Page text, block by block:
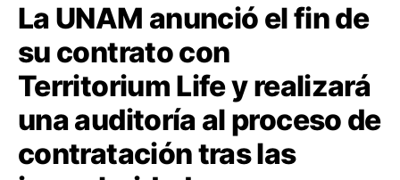
La UNAM anunció el fin de
su contrato con
Territorium Life y realizará
una auditoría al proceso de
contratación tras las